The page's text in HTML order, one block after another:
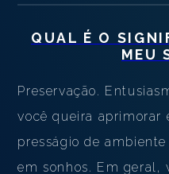
QUAL É O
MEU
Preservação.
você queira aprimorar
presságio de
em sonhos. Em geral,